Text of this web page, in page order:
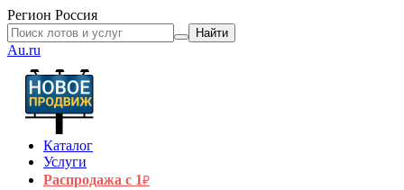
Регион Россия
Найти
Au.ru
Каталог
Услуги
Распродажа с 1₽